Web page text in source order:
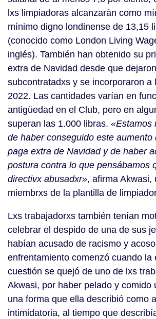
lxs limpiadoras alcanzarán como
mínimo digno londinense de 13,15
(conocido como London Living
inglés). También han obtenido su
extra de Navidad desde que
subcontratadxs y se incorporaron a
2022. Las cantidades varían en
antigüedad en el Club, pero en
superan las 1.000 libras. «Estamos
de haber conseguido este aumento
paga extra de Navidad y de haber
postura contra lo que pensábamos
directivx abusadxr», afirma Akwasi,
miembrxs de la plantilla de
Lxs trabajadorxs también tenían
celebrar el despido de una de sus
habían acusado de racismo y
enfrentamiento comenzó cuando la
cuestión se quejó de uno de lxs
Akwasi, por haber pelado y comido
una forma que ella describió como
intimidatoria, al tiempo que